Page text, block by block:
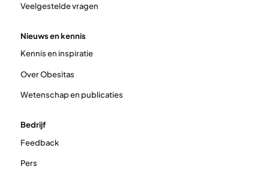
Veelgestelde vragen
Nieuws en kennis
Kennis en inspiratie
Over Obesitas
Wetenschap en publicaties
Bedrijf
Feedback
Pers